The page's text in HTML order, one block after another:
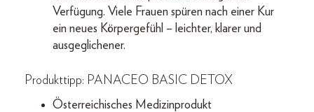
Verfügung. Viele Frauen spüren nach einer Kur
ein neues Körpergefühl – leichter, klarer und
ausgeglichener.
Produkttipp: PANACEO BASIC DETOX
Österreichisches Medizinprodukt